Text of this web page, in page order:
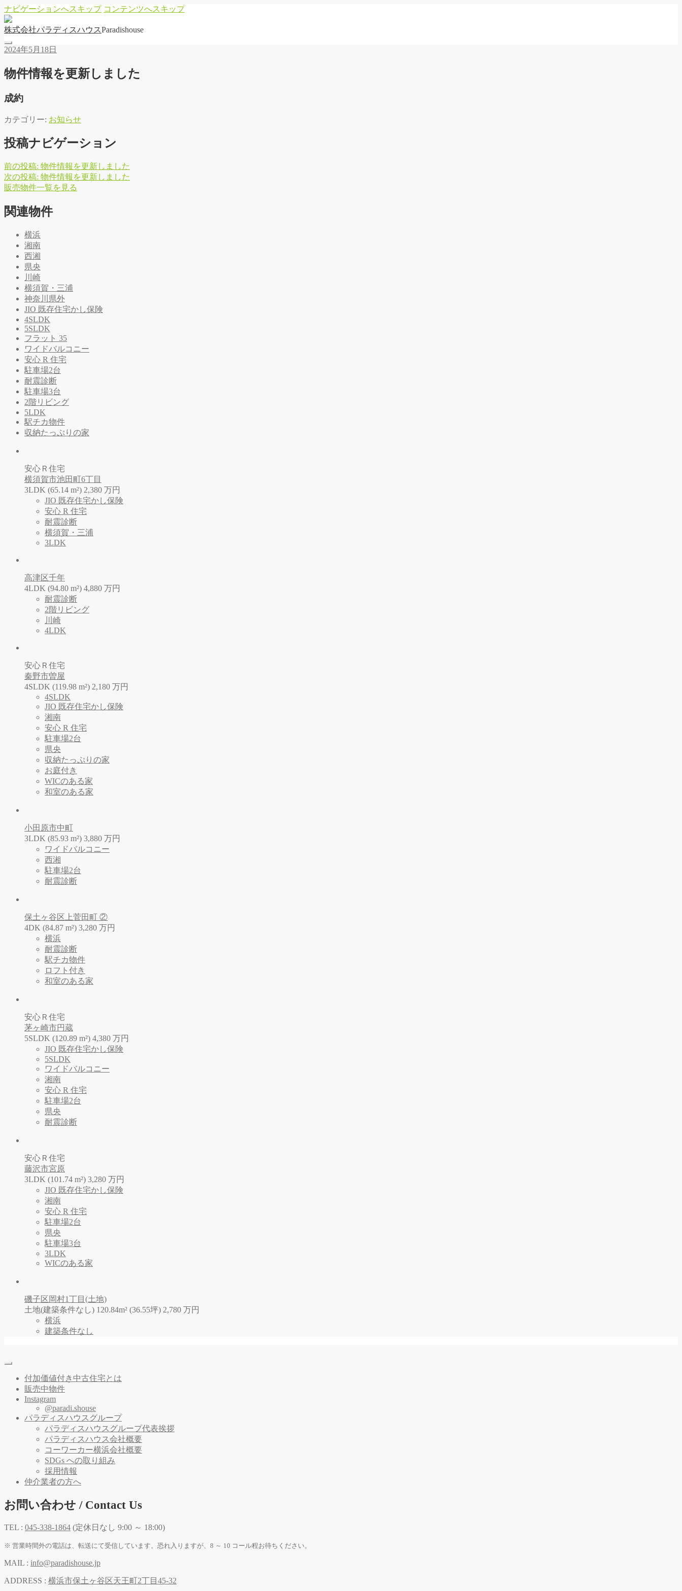
ナビゲーションへスキップ コンテンツへスキップ
株式会社パラディ スハウ スParadishouse
2024年5月18日
物件情報を更新しました
成約
カテゴリー: お知らせ
投稿ナビゲーション
前の投稿: 物件情報を更新しました
次の投稿: 物件情報を更新しました
販売物件一覧を 見る
関連物件
横浜
湘南
西湘
県央
川崎
横須賀・三浦
神奈川県外
JIO 既存住宅かし保険
4SLDK
5SLDK
フラット 35
ワイドバルコニー
安心 R 住宅
駐車場2台
耐震診断
駐車場3台
2階リビング
5LDK
駅チカ物件
収納たっぷりの家
安心Ｒ住宅
横須賀市池田町6丁目
3LDK (65.14 m²) 2,380 万円
JIO 既存住宅かし保険
安心 R 住宅
耐震診断
横須賀・三浦
3LDK
高津区千年
4LDK (94.80 m²) 4,880 万円
耐震診断
2階リビング
川崎
4LDK
安心Ｒ住宅
秦野市曽屋
4SLDK (119.98 m²) 2,180 万円
4SLDK
JIO 既存住宅かし保険
湘南
安心 R 住宅
駐車場2台
県央
収納たっぷりの家
お庭付き
WICのある家
和室のある家
小田原市中町
3LDK (85.93 m²) 3,880 万円
ワイドバルコニー
西湘
駐車場2台
耐震診断
保土ヶ谷区上菅田町 ②
4DK (84.87 m²) 3,280 万円
横浜
耐震診断
駅チカ物件
ロフト付き
和室のある家
安心Ｒ住宅
茅ヶ崎市円蔵
5SLDK (120.89 m²) 4,380 万円
JIO 既存住宅かし保険
5SLDK
ワイドバルコニー
湘南
安心 R 住宅
駐車場2台
県央
耐震診断
安心Ｒ住宅
藤沢市宮原
3LDK (101.74 m²) 3,280 万円
JIO 既存住宅かし保険
湘南
安心 R 住宅
駐車場2台
県央
駐車場3台
3LDK
WICのある家
磯子区岡村1丁目(土地)
土地(建築条件なし) 120.84m² (36.55坪) 2,780 万円
横浜
建築条件なし
付加価値付き中古住宅とは
販売中物件
Instagram
@paradi.shouse
パラディスハウスグループ
パラディスハウスグループ代表挨拶
パラディスハウス会社概要
コーワーカー横浜会社概要
SDGs への取り組み
採用情報
仲介業者の方へ
お問い合わせ / Contact Us
TEL : 045-338-1864 (定休日なし 9:00 ～ 18:00)
※ 営業時間外の電話は、転送にて受信しています。恐れ入りますが、8 ～ 10 コール程お待ちください。
MAIL : info@paradishouse.jp
ADDRESS : 横浜市保土ヶ谷区天王町2丁目45-32